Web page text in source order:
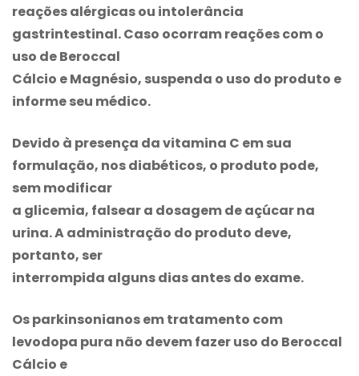
reações alérgicas ou intolerância
gastrintestinal. Caso ocorram reações com o
uso deBeroccal
Cálcio e Magnésio, suspenda o uso do produto e
informe seu médico.
Devido à presença da vitamina C em sua
formulação, nos diabéticos, o produto pode,
sem modificar
a glicemia, falsear a dosagem de açúcar na
urina. A administração do produto deve,
portanto, ser
interrompida alguns dias antes do exame.
Os parkinsonianos em tratamento com
levodopa pura não devem fazer uso do Beroccal
Cálcio e